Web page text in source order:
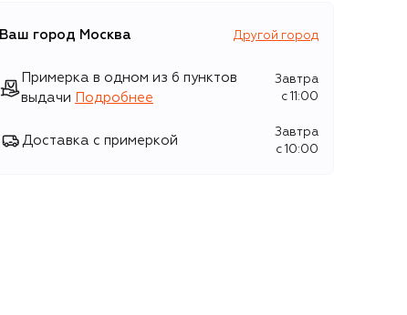
Ваш город Москва Другой город
Примерка в одном из 6 пунктов
выдачи
Подробнее
Завтра
c 11:00
Доставка с примеркой
Завтра
c 10:00